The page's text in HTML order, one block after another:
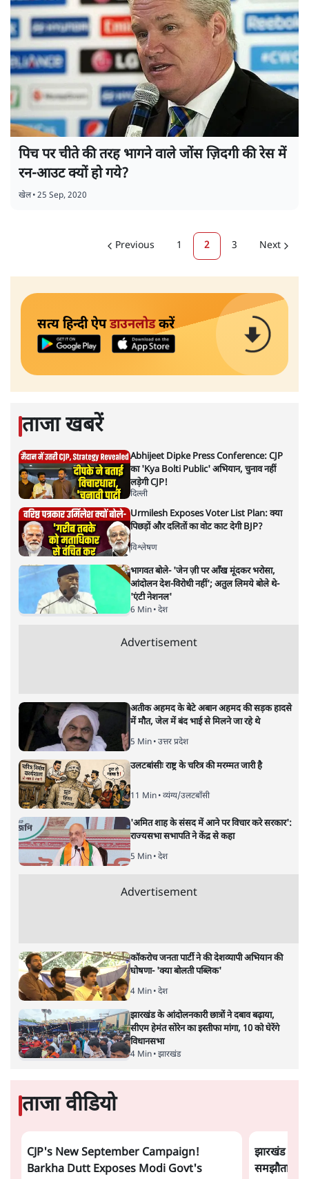
पिच पर चीते की तरह भागने वाले जोंस ज़िदगी की रेस में
रन-आउट क्यों हो गये?
खेल•25 Sep, 2020
Previous 1 2 3 Next
सत्य हिन्दी ऐपडाउनलोडकरें
ताजा खबरें
Abhijeet Dipke Press Conference: CJP
का 'Kya Bolti Public' अभियान, चुनाव नहीं
लड़ेगी CJP!
दिल्ली
Urmilesh Exposes Voter List Plan: क्या
पिछड़ों और दलितों का वोट काट देगी BJP?
विश्लेषण
भागवत बोले- 'जेन ज़ी पर आँख मूंदकर भरोसा,
आंदोलन देश-विरोधी नहीं'; अतुल लिमये बोले थे-
'एंटी नेशनल'
6 Min• देश
Advertisement
अतीक अहमद के बेटे अबान अहमद की सड़क हादसे
में मौत, जेल में बंद भाई से मिलने जा रहे थे
5 Min• उत्तर प्रदेश
उलटबांसीः राष्ट्र के चरित्र की मरम्मत जारी है
11 Min• व्यंग्य/उलटबाँसी
'अमित शाह के संसद में आने पर विचार करे सरकार':
राज्यसभा सभापति ने केंद्र से कहा
5 Min• देश
Advertisement
कॉकरोच जनता पार्टी ने की देशव्यापी अभियान की
घोषणा- 'क्या बोलती पब्लिक'
4 Min• देश
झारखंड के आंदोलनकारी छात्रों ने दबाव बढ़ाया,
सीएम हेमंत सोरेन का इस्तीफा मांगा, 10 को घेरेंगे
विधानसभा
4 Min• झारखंड
ताजा वीडियो
CJP's New September Campaign!
Barkha Dutt Exposes Modi Govt's
झारखंड
समझौता होने